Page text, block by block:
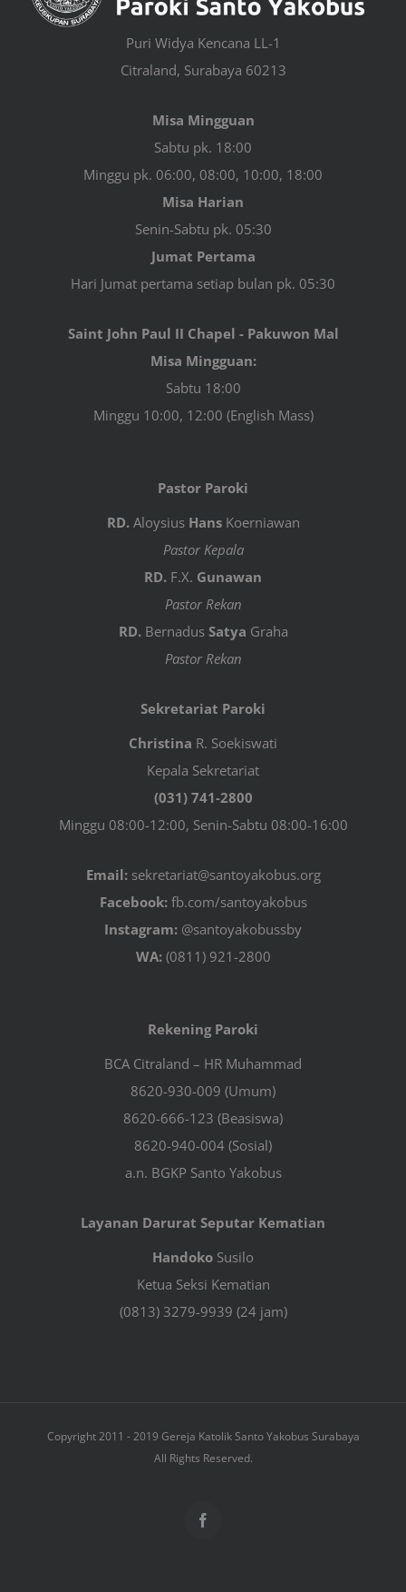
Puri Widya Kencana LL-1
Citraland, Surabaya 60213
Misa Mingguan
Sabtu pk. 18:00
Minggu pk. 06:00, 08:00, 10:00, 18:00
Misa Harian
Senin-Sabtu pk. 05:30
Jumat Pertama
Hari Jumat pertama setiap bulan pk. 05:30
Saint John Paul II Chapel - Pakuwon Mal
Misa Mingguan:
Sabtu 18:00
Minggu 10:00, 12:00 (English Mass)
Pastor Paroki
RD.Aloysius HansKoerniawan
Pastor Kepala
RD. F.X. Gunawan
Pastor Rekan
RD.Bernadus Satya Graha
Pastor Rekan
Sekretariat Paroki
Christina R. Soekiswati
Kepala Sekretariat
(031) 741-2800
Minggu 08:00-12:00, Senin-Sabtu 08:00-16:00
Email:sekretariat@santoyakobus.org
Facebook:fb.com/santoyakobus
Instagram: @santoyakobussby
WA:(0811) 921-2800
Rekening Paroki
BCA Citraland – HR Muhammad
8620-930-009 (Umum)
8620-666-123 (Beasiswa)
8620-940-004 (Sosial)
a.n. BGKP Santo Yakobus
Layanan Darurat Seputar Kematian
Handoko Susilo
Ketua Seksi Kematian
(0813) 3279-9939 (24 jam)
Copyright 2011 - 2019 Gereja Katolik Santo Yakobus Surabaya
All Rights Reserved.
Facebook